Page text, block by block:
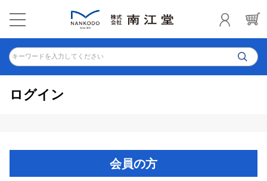
キーワードを入力してください
ログイン
会員の方